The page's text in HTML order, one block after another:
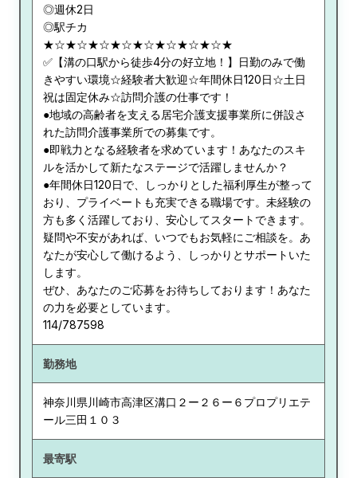
◎週休2日
◎駅チカ
★☆★☆★☆★☆★☆★☆★☆★☆★
✅【溝の口駅から徒歩4分の好立地！】日勤のみで働
きやすい環境☆経験者大歓迎☆年間休日120日☆土日
祝は固定休み☆訪問介護の仕事です！
●地域の高齢者を支える居宅介護支援事業所に併設さ
れた訪問介護事業所での募集です。
●即戦力となる経験者を求めています！あなたのスキ
ルを活かして新たなステージで活躍しませんか？
●年間休日120日で、しっかりとした福利厚生が整って
おり、プライベートも充実できる職場です。未経験の
方も多く活躍しており、安心してスタートできます。
疑問や不安があれば、いつでもお気軽にご相談を。あ
なたが安心して働けるよう、しっかりとサポートいた
します。
ぜひ、あなたのご応募をお待ちしております！あなた
の力を必要としています。
114/787598
勤務地
神奈川県 川崎市高津区溝口２ー２６ー６プロプリエテ
ール三田１０３
最寄駅